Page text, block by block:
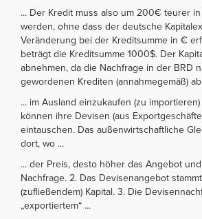
... Der Kredit muss also um 200€ teurer
werden, ohne dass der deutsche
Veränderung bei der Kreditsumme in €
beträgt die Kreditsumme 1000$. Der
abnehmen, da die Nachfrage in der BRD
gewordenen Krediten (annahmegemäß)
... im Ausland einzukaufen (zu
können ihre Devisen (aus
eintauschen. Das außenwirtschaftliche
dort, wo ...
... der Preis, desto höher das Angebot
Nachfrage. 2. Das Devisenangebot
(zufließendem) Kapital. 3. Die
„exportiertem“ ...